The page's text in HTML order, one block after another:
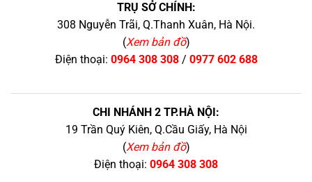
TRỤ SỞ CHÍNH:
308 Nguyễn Trãi, Q.Thanh Xuân, Hà Nội.
(Xem bản đồ)
Điện thoại: 0964 308 308/ 0977 602 688
CHI NHÁNH 2 TP.HÀ NỘI:
19 Trần Quý Kiên, Q.Cầu Giấy, Hà Nội
(Xem bản đồ)
Điện thoại: 0964 308 308